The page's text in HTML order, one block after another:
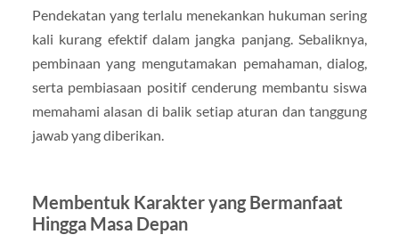
Pendekatan yang terlalu menekankan hukuman sering
kali kurang efektif dalam jangka panjang. Sebaliknya,
pembinaan yang mengutamakan pemahaman, dialog,
serta pembiasaan positif cenderung membantu siswa
memahami alasan di balik setiap aturan dan tanggung
jawab yang diberikan.
Membentuk Karakter yang Bermanfaat
Hingga Masa Depan